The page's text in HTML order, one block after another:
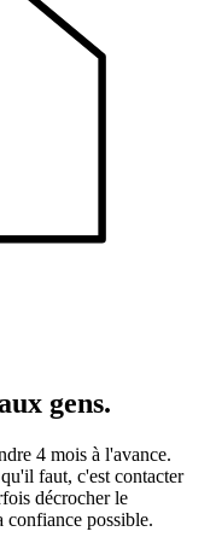
gens.
4 mois à l'avance.
faut, c'est contacter
décrocher le
confiance possible.